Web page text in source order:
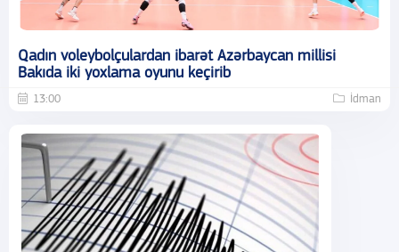
Qadın voleybolçulardan ibarət Azərbaycan millisi
Bakıda iki yoxlama oyunu keçirib
13:00 İdman